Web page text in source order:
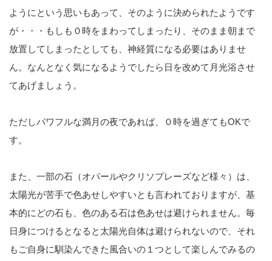
ようにという思いもあって、そのように決められたようです
が・・・もしも０時をまわってしまったり、そのまま朝まで
放置してしまったとしても、神経質になる必要はありませ
ん。なんとなく気になるようでしたら日を改めて月光浴させ
てあげましょう。
ただしパワフルな満月の夜であれば、０時を過ぎてもOKで
す。
また、一部の石（オパールやクリソプレーズなど様々）は、
太陽光が苦手で色あせしやすいとも言われておりますが、基
本的にどの石も、色のある石は色あせは避けられません。毎
日身につけるとなると太陽光自体は避けられないので、それ
もご自身に馴染んできた風合いの１つとして楽しんでみるの